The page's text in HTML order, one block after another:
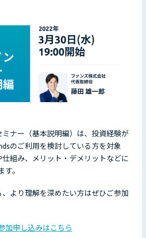
ミナー（基本説明編）は、投資経験が
のご利用を検討している方を対象
仕組み、メリット・デメリットなどに
。
、より理解を深めたい方はぜひご参加
加申し込みはこちら